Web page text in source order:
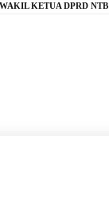
WAKIL KETUA DPRD NTB